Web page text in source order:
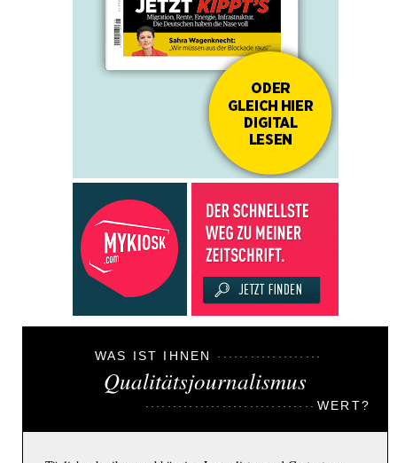
WAS IST IHNEN
Qualitätsjournalismus
WERT?